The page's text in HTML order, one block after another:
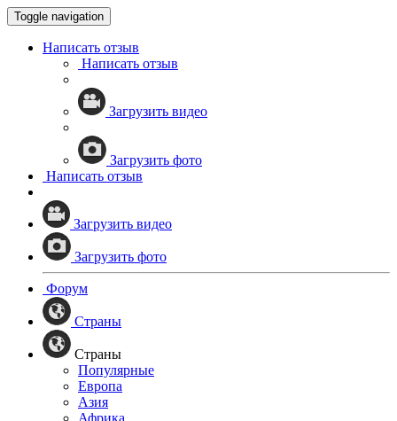
Toggle navigation
Написать отзыв
Написать отзыв
Загрузить видео
Загрузить фото
Написать отзыв
Загрузить видео
Загрузить фото
Форум
Страны
Страны
Популярные
Европа
Азия
Африка